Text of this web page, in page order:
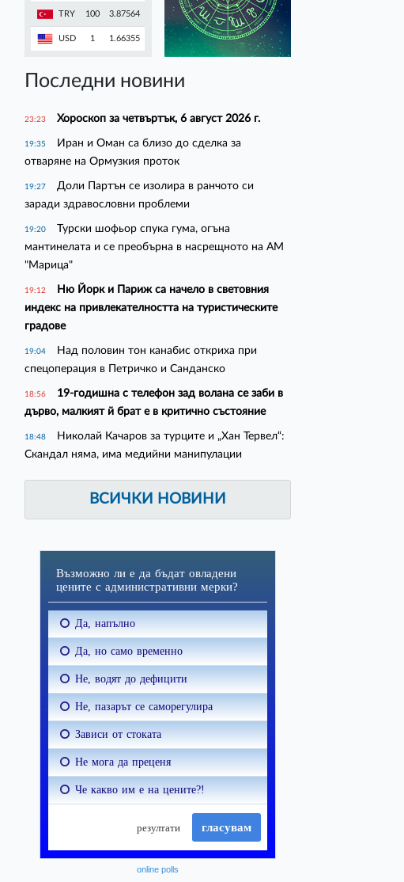
TRY 100 3.87564
USD 1 1.66355
Последни новини
23:23 Хороскоп за четвъртък, 6 август 2026 г.
19:35
Иран и Оман са близо до сделка за
отваряне на Ормузкия проток
19:27
Доли Партън се изолира в ранчото си
заради здравословни проблеми
19:20
Турски шофьор спука гума, огъна
мантинелата и се преобърна в насрещното на АМ
"Марица"
19:12
Ню Йорк и Париж са начело в световния
индекс на привлекателността на туристическите
градове
19:04
Над половин тон канабис откриха при
спецоперация в Петричко и Санданско
18:56
19-годишна с телефон зад волана се заби в
дърво, малкият й брат е в критично състояние
18:48
Николай Качаров за турците и „Хан Тервел“:
Скандал няма, има медийни манипулации
ВСИЧКИ НОВИНИ
online polls